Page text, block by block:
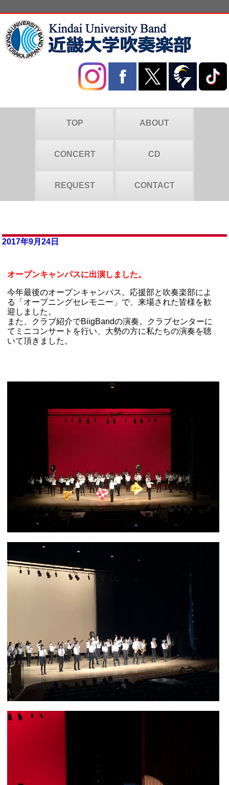
TOP ABOUT
CONCERT CD
REQUEST CONTACT
2017年9月24日
オープンキャンパスに出演しました。
今年最後のオープンキャンパス。応援部と吹奏楽部によ
る「オープニングセレモニー」で、来場された皆様を歓
迎しました。
また、クラブ紹介でBiigBandの演奏。クラブセンターに
てミニコンサートを行い、大勢の方に私たちの演奏を聴
いて頂きました。